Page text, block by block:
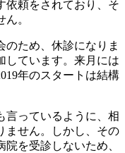
依頼をされており、そ
。
のため、休診になりま
しています。来月には
年のスタートは結構
言っているように、相
ません。しかし、その
を受診しないため、